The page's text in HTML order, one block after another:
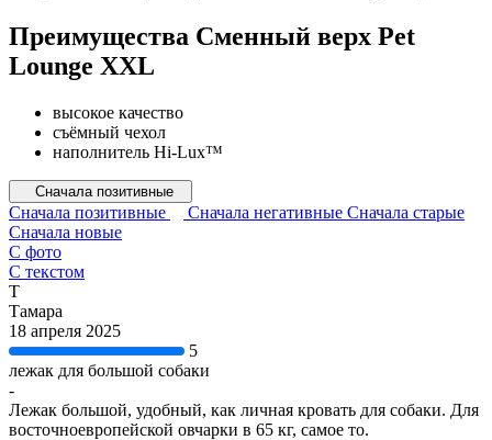
Преимущества Сменный верх Pet
Lounge XXL
высокое качество
съёмный чехол
наполнитель Hi-Lux™
Сначала позитивные
Сначала позитивные Сначала негативные Сначала старые
Сначала новые
С фото
С текстом
Т
Тамара
18 апреля 2025
5
лежак для большой собаки
-
Лежак большой, удобный, как личная кровать для собаки. Для
восточноевропейской овчарки в 65 кг, самое то.